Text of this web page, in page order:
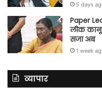
5 days
Paper
लीक
सजा अब
1 week
व्यापार